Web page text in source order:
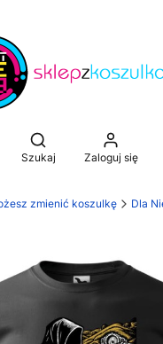
Otwórz wyszukiwarkę
Szukaj Zaloguj się
zmienić koszulkę Dla